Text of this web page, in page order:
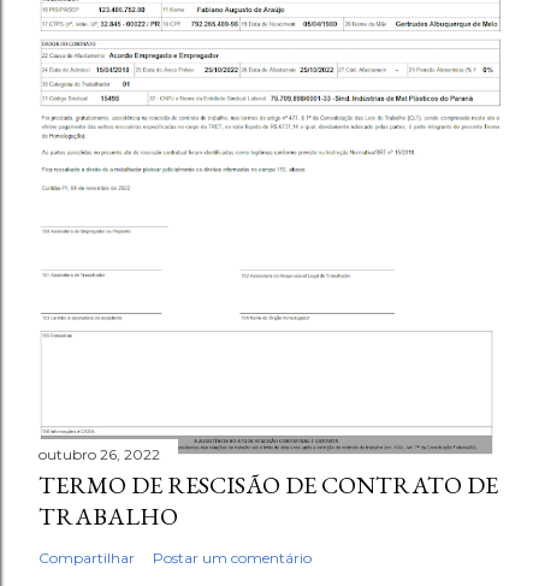
outubro 26, 2022
TERMO DE RESCISÃO DE CONTRATO DE
TRABALHO
Compartilhar Postar um comentário